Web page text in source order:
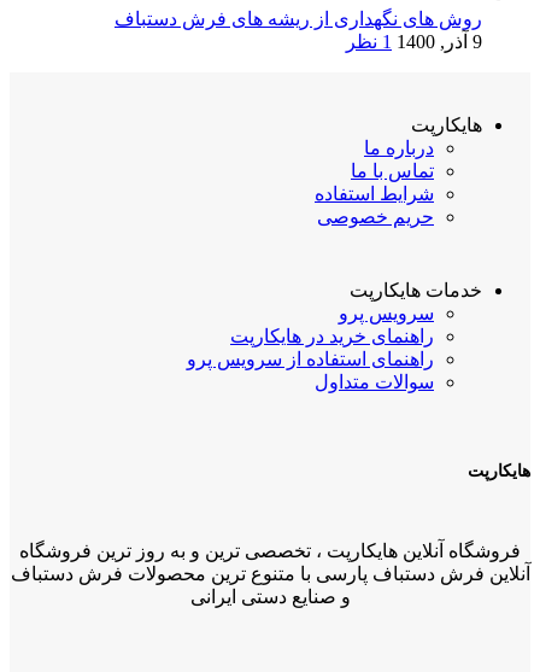
روش های نگهداری از ریشه های فرش دستباف
9 آذر, 1400
1 نظر
هایکارپت
درباره ما
تماس با ما
شرایط استفاده
حریم خصوصی
خدمات هایکارپت
سرویس پرو
راهنمای خرید در هایکارپت
راهنمای استفاده از سرویس پرو
سوالات متداول
هایکارپت
فروشگاه آنلاین هایکارپت ، تخصصی ترین و به روز ترین فروشگاه
آنلاین فرش دستباف پارسی با متنوع ترین محصولات فرش دستباف
و صنایع دستی ایرانی